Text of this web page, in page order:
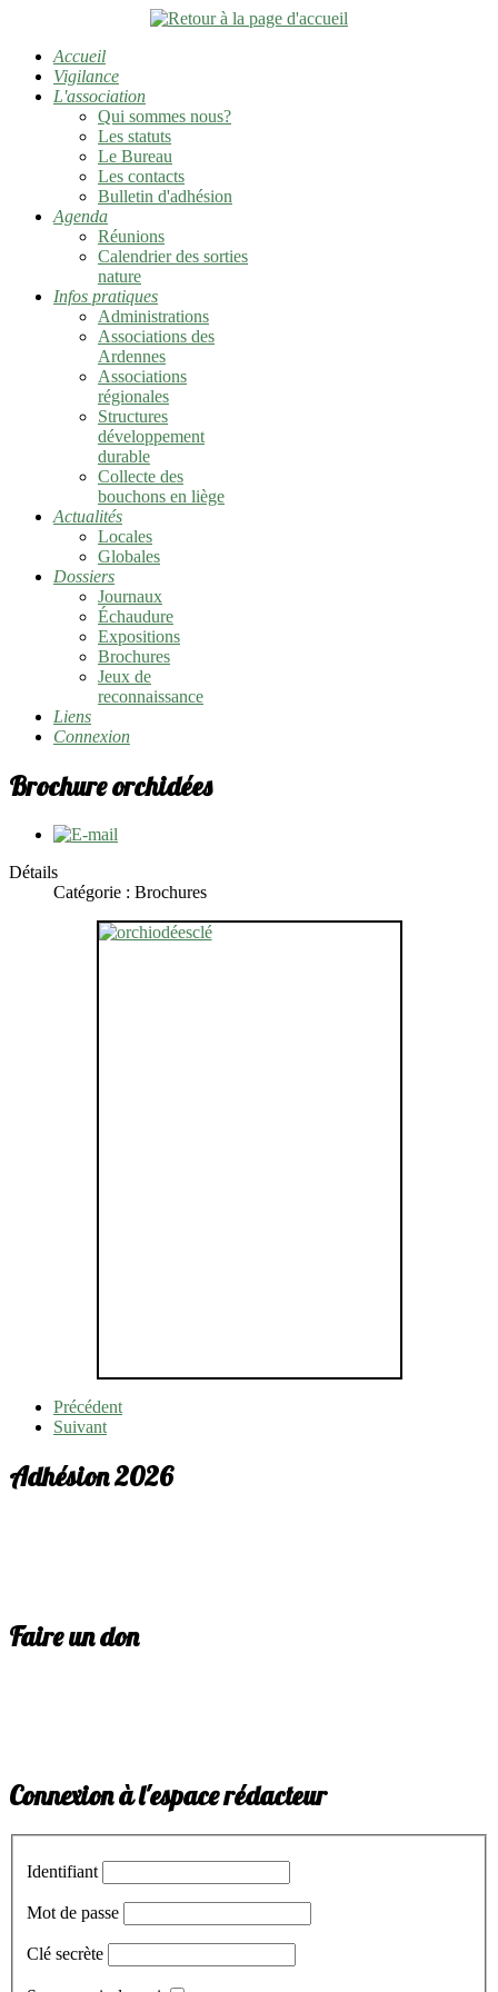
Accueil
Vigilance
L'association
Qui sommes nous?
Les statuts
Le Bureau
Les contacts
Bulletin d'adhésion
Agenda
Réunions
Calendrier des sorties
nature
Infos pratiques
Administrations
Associations des
Ardennes
Associations
régionales
Structures
développement
durable
Collecte des
bouchons en liège
Actualités
Locales
Globales
Dossiers
Journaux
Échaudure
Expositions
Brochures
Jeux de
reconnaissance
Liens
Connexion
Brochure orchidées
Détails
Catégorie : Brochures
Précédent
Suivant
Adhésion 2026
Faire un don
Connexion à l'espace rédacteur
Identifiant
Mot de passe
Clé secrète